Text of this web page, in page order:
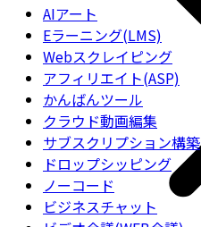
AIアート
Eラーニング(LMS)
Webスクレイピング
アフィリエイト(ASP)
かんばんツール
クラウド動画編集
サブスクリプション構築
ドロップシッピング
ノーコード
ビジネスチャット